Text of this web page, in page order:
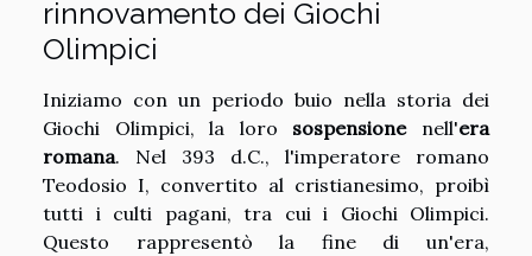
rinnovamento dei Giochi
Olimpici
Iniziamo con un periodo buio nella storia dei
Giochi Olimpici, la loro sospensionenell'era
romana. Nel 393 d.C., l'imperatore romano
Teodosio I, convertito al cristianesimo, proibì
tutti i culti pagani, tra cui i Giochi Olimpici.
Questo rappresentò la fine di un'era,